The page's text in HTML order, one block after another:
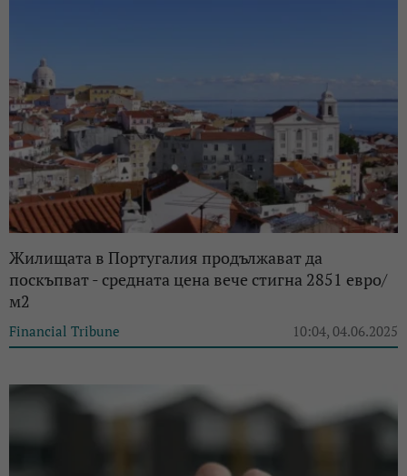
Жилищата в Португалия продължават да
поскъпват - средната цена вече стигна 2851 евро/
м2
Financial Tribune 10:04, 04.06.2025